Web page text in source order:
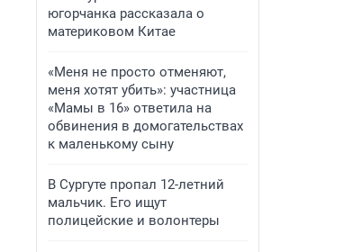
югорчанка рассказала о
материковом Китае
«Меня не просто отменяют,
меня хотят убить»: участница
«Мамы в 16» ответила на
обвинения в домогательствах
к маленькому сыну
В Сургуте пропал 12-летний
мальчик. Его ищут
полицейские и волонтеры